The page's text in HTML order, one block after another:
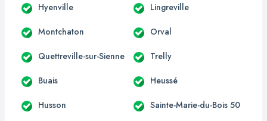
Hyenville Lingreville
Montchaton Orval
Quettreville-sur-Sienne Trelly
Buais Heussé
Husson Sainte-Marie-du-Bois 50